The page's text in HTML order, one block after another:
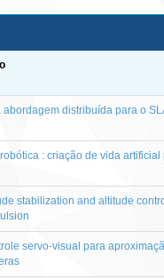
abordagem distribuída para o
: criação de vida
stabilization and altitude
servo-visual para